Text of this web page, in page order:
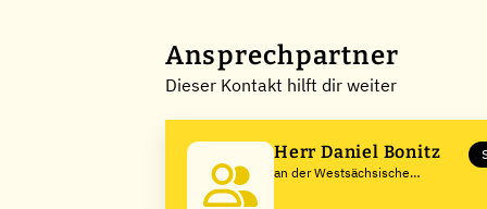
Ansprechpartner
Dieser Kontakt hilft dir weiter
Herr Daniel Bonitz
an der Westsächsische